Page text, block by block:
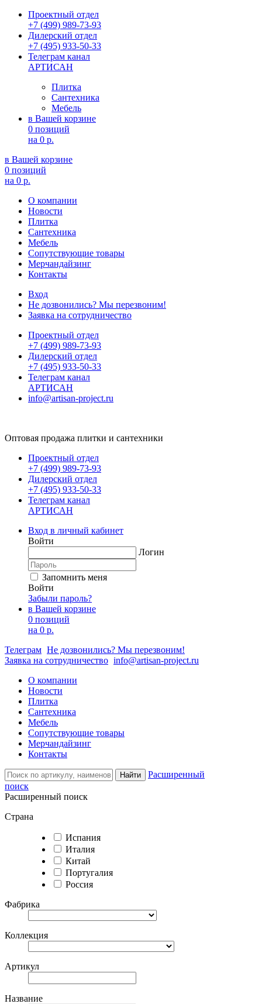
Проектный отдел
+7 (499) 989-73-93
Дилерский отдел
+7 (495) 933-50-33
Телеграм канал
АРТИСАН
Плитка
Сантехника
Мебель
в Вашей корзине
0 позиций
на 0 р.
в Вашей корзине
0 позиций
на 0 р.
О компании
Новости
Плитка
Сантехника
Мебель
Сопутствующие товары
Мерчандайзинг
Контакты
Вход
Не дозвонились? Мы перезвоним!
Заявка на сотрудничество
Проектный отдел
+7 (499) 989-73-93
Дилерский отдел
+7 (495) 933-50-33
Телеграм канал
АРТИСАН
info@artisan-project.ru
Оптовая продажа плитки и сантехники
Проектный отдел
+7 (499) 989-73-93
Дилерский отдел
+7 (495) 933-50-33
Телеграм канал
АРТИСАН
Вход в личный кабинет
Войти
Логин
Запомнить меня
Войти
Забыли пароль?
в Вашей корзине
0 позиций
на 0 р.
Телеграм Не дозвонились? Мы перезвоним!
Заявка на сотрудничество info@artisan-project.ru
О компании
Новости
Плитка
Сантехника
Мебель
Сопутствующие товары
Мерчандайзинг
Контакты
Найти
Расширенный
поиск
Расширенный поиск
Страна
Испания
Италия
Китай
Португалия
Россия
Фабрика
Коллекция
Артикул
Название